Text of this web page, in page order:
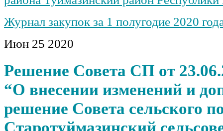
Журнал закупок за 1 полугодие 2020
Июн 25 2020
Решение Совета СП от
“О внесении изменений и
решение Совета сельского